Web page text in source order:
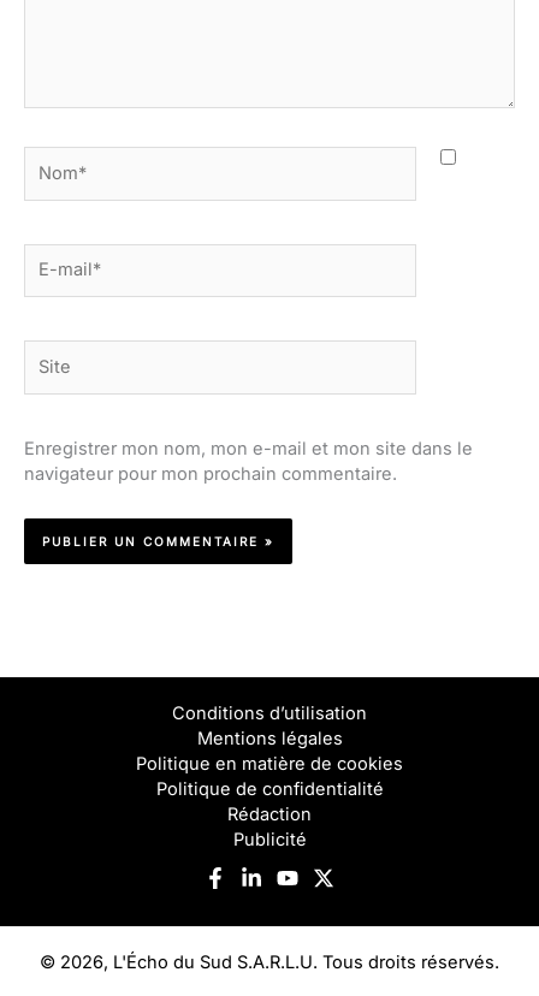
mail*
Enregistrer mon nom, mon e-mail et mon site dans le
navigateur pour mon prochain commentaire.
Conditions d’utilisation
Mentions légales
Politique en matière de cookies
Politique de confidentialité
Rédaction
Publicité
© 2026, L'Écho du Sud S.A.R.L.U. Tous droits réservés.